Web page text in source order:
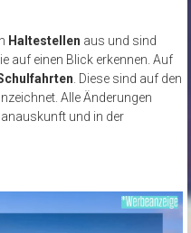
Haltestellen aus und sind
auf einen Blick erkennen. Auf
. Diese sind auf den
Alle Änderungen
und in der